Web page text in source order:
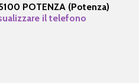
POTENZA (Potenza)
il telefono